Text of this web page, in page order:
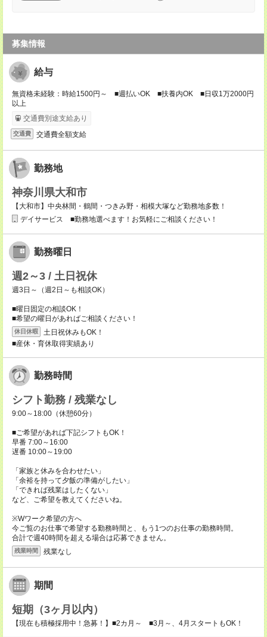
募集情報
給与
無資格未経験：時給1500円～ ■週払いOK ■扶養内OK ■日収1万2000円
以上
交通費別途支給あり
交通費 交通費全額支給
勤務地
神奈川県大和市
【大和市】中央林間・鶴間・つきみ野・相模大塚など勤務地多数！
デイサービス ■勤務地選べます！お気軽にご相談ください！
勤務曜日
週2～3 / 土日祝休
週3日～（週2日～も相談OK）
■曜日固定の相談OK！
■希望の曜日があればご相談ください！
休日休暇
土日祝休みもOK！
■産休・育休取得実績あり
勤務時間
シフト勤務 / 残業なし
9:00～18:00（休憩60分）
■ご希望があれば下記シフトもOK！
早番 7:00～16:00
遅番 10:00～19:00
「家族と休みを合わせたい」
「余裕を持って夕飯の準備がしたい」
「できれば残業はしたくない」
など、ご希望を教えてくださいね。
※Wワーク希望の方へ
今ご覧のお仕事で希望する勤務時間と、もう1つのお仕事の勤務時間。
合計で週40時間を超える場合は応募できません。
残業時間 残業なし
期間
短期（3ヶ月以内）
【現在も積極採用中！急募！】■2カ月～ ■3月～、4月スタートもOK！